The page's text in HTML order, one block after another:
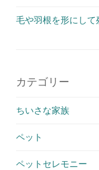
毛や羽根を形にし
カテゴリー
ちいさな家族
ペット
ペットセレモニー